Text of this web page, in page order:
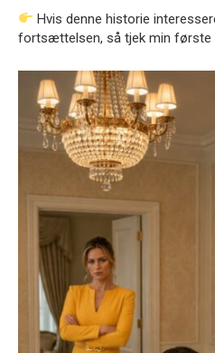
Hvis denne historie
fortsættelsen, så tjek min første